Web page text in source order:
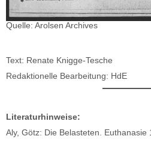
Quelle: Arolsen Archives
Text: Renate Knigge-Tesche
Redaktionelle Bearbeitung: HdE
Literaturhinweise:
Aly, Götz: Die Belasteten. Euthanasie